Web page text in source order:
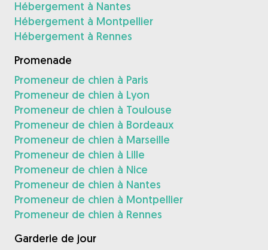
Hébergement à Nantes
Hébergement à Montpellier
Hébergement à Rennes
Promenade
Promeneur de chien à Paris
Promeneur de chien à Lyon
Promeneur de chien à Toulouse
Promeneur de chien à Bordeaux
Promeneur de chien à Marseille
Promeneur de chien à Lille
Promeneur de chien à Nice
Promeneur de chien à Nantes
Promeneur de chien à Montpellier
Promeneur de chien à Rennes
Garderie de jour